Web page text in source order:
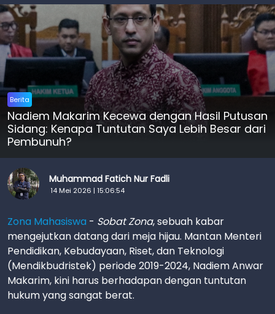
Berita
Nadiem Makarim Kecewa dengan Hasil Putusan
Sidang: Kenapa Tuntutan Saya Lebih Besar dari
Pembunuh?
Muhammad Fatich Nur Fadli
14 Mei 2026 | 15:06:54
Zona Mahasiswa - Sobat Zona, sebuah kabar
mengejutkan datang dari meja hijau. Mantan Menteri
Pendidikan, Kebudayaan, Riset, dan Teknologi
(Mendikbudristek) periode 2019-2024, Nadiem Anwar
Makarim, kini harus berhadapan dengan tuntutan
hukum yang sangat berat.